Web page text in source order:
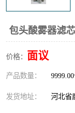
包头酸雾器滤
价格： 面议
产品数量：
发货地址： 河北省